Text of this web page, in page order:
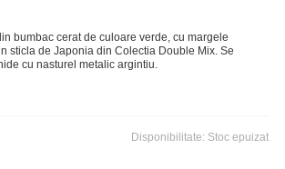
bumbac cerat de culoare verde, cu margele
sticla de Japonia din Colectia Double Mix. Se
cu nasturel metalic argintiu.
Disponibilitate: Stoc epuizat